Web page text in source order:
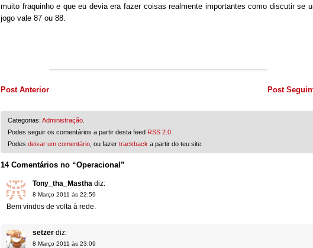
muito fraquinho e que eu devia era fazer coisas realmente importantes como discutir se
jogo vale 87 ou 88.
Post Anterior Post
Categorias: Administração
Podes seguir os comentários a partir desta feed RSS 2.0
Podes deixar um comentário , ou fazer trackback a partir do teu site.
14 Comentários no “Operacional”
Tony_tha_Mastha diz:
8 Março 2011 às 22:59
Bem vindos de volta à rede.
setzer diz:
8 Março 2011 às 23:09